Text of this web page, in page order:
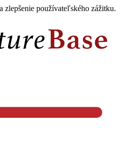
zlepšenie používateľského zážitku.